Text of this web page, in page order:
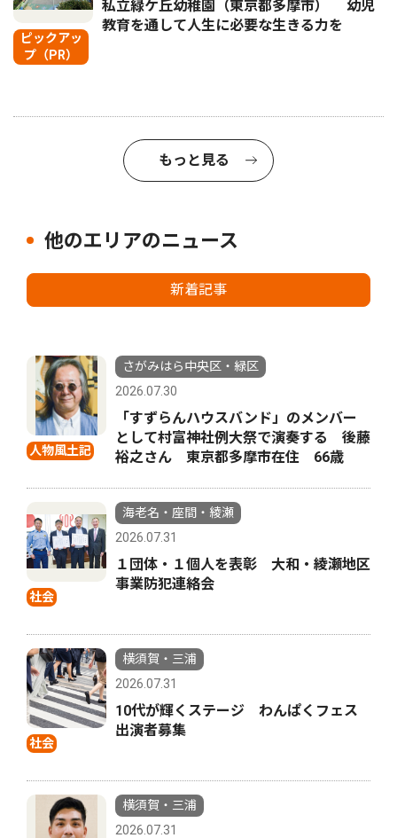
ピックアッ
プ（PR）
私立緑ケ丘幼稚園（東京都多摩市） 幼児
教育を通して人生に必要な生きる力を
もっと見る
他のエリアのニュース
新着記事
人物風土記
さがみはら中央区・緑区
2026.07.30
「すずらんハウスバンド」のメンバー
として村富神社例大祭で演奏する 後藤
裕之さん 東京都多摩市在住 66歳
社会
海老名・座間・綾瀬
2026.07.31
１団体・１個人を表彰 大和・綾瀬地区
事業防犯連絡会
社会
横須賀・三浦
2026.07.31
10代が輝くステージ わんぱくフェス
出演者募集
横須賀・三浦
2026.07.31